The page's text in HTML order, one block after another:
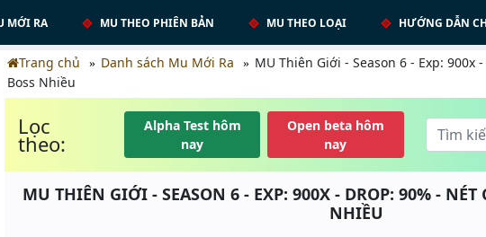
MỚI RA MU THEO PHIÊN BẢN MU THEO LOẠI HƯỚNG DẪN
Trang chủ Danh sách Mu Mới Ra
MU Thiên Giới - Season 6 - Exp:
Boss Nhiều
Lọc
theo:
Alpha Test hôm
nay
Open beta hôm
nay
MU THIÊN GIỚI - SEASON 6 - EXP: 900X - DROP: 90% -
NHIỀU